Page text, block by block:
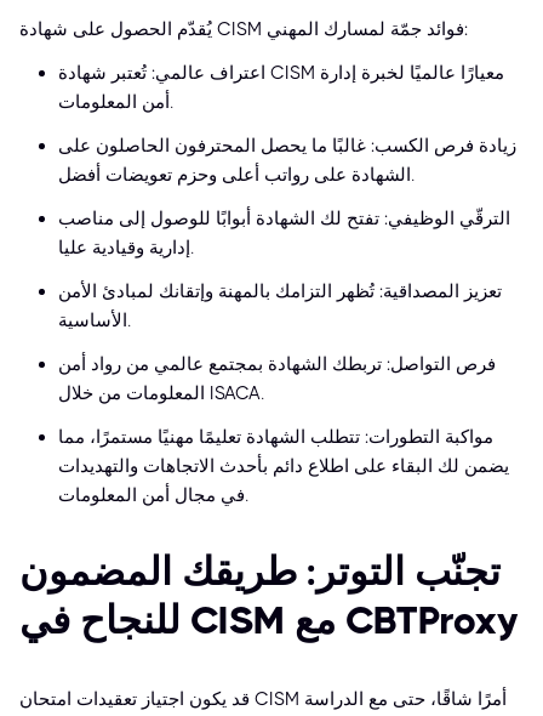
يُقدّم الحصول على شهادة CISM فوائد جمّة لمسارك المهني:
اعتراف عالمي: تُعتبر شهادة CISM معيارًا عالميًا لخبرة إدارة
أمن المعلومات.
زيادة فرص الكسب: غالبًا ما يحصل المحترفون الحاصلون على
الشهادة على رواتب أعلى وحزم تعويضات أفضل.
الترقّي الوظيفي: تفتح لك الشهادة أبوابًا للوصول إلى مناصب
إدارية وقيادية عليا.
تعزيز المصداقية: تُظهر التزامك بالمهنة وإتقانك لمبادئ الأمن
الأساسية.
فرص التواصل: تربطك الشهادة بمجتمع عالمي من رواد أمن
المعلومات من خلال ISACA.
مواكبة التطورات: تتطلب الشهادة تعليمًا مهنيًا مستمرًا، مما
يضمن لك البقاء على اطلاع دائم بأحدث الاتجاهات والتهديدات
في مجال أمن المعلومات.
تجنّب التوتر: طريقك المضمون
للنجاح في CISM مع CBTProxy
قد يكون اجتياز تعقيدات امتحان CISM أمرًا شاقًا، حتى مع الدراسة